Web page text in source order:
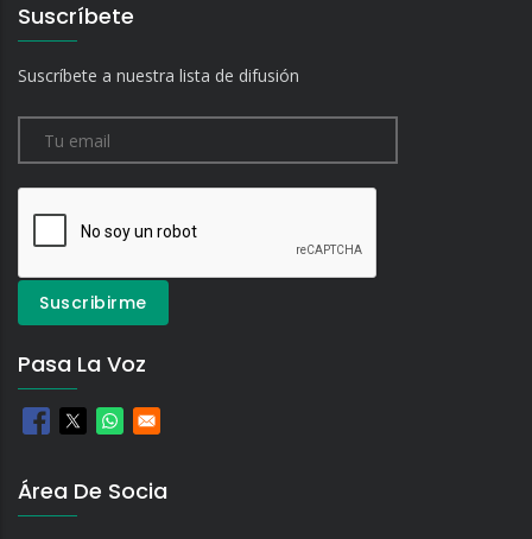
Suscríbete
Suscríbete a nuestra lista de difusión
Pasa La Voz
Área De Socia